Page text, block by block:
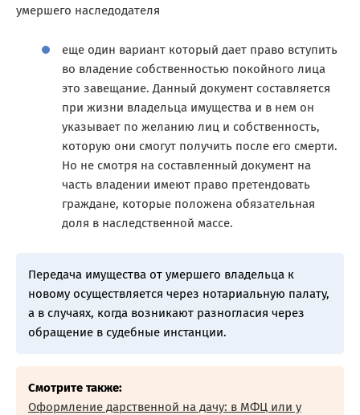
умершего наследодателя
еще один вариант который дает право вступить
во владение собственностью покойного лица
это завещание. Данный документ составляется
при жизни владельца имущества и в нем он
указывает по желанию лиц и собственность,
которую они смогут получить после его смерти.
Но не смотря на составленный документ на
часть владении имеют право претендовать
граждане, которые положена обязательная
доля в наследственной массе.
Передача имущества от умершего владельца к
новому осуществляется через нотариальную палату,
а в случаях, когда возникают разногласия через
обращение в судебные инстанции.
Смотрите также:
Оформление дарственной на дачу: в МФЦ или у